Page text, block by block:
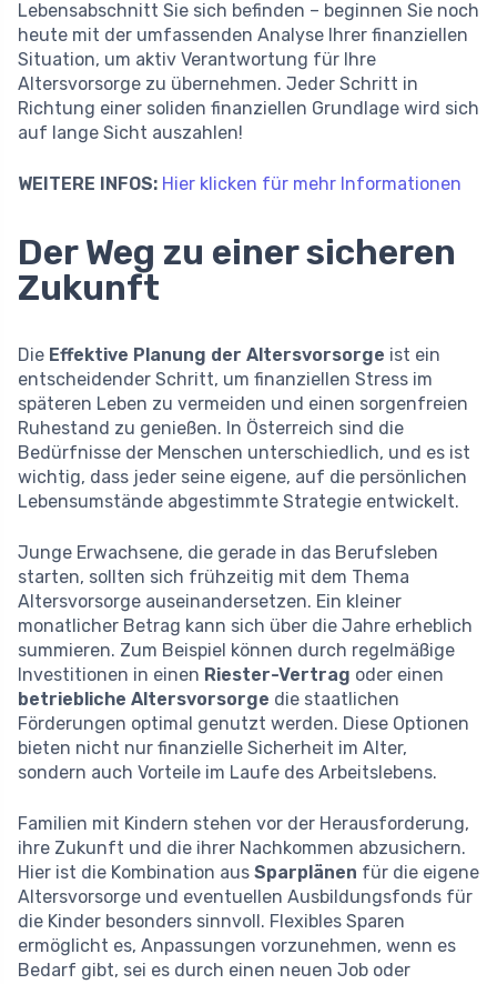
Lebensabschnitt Sie sich befinden – beginnen Sie noch
heute mit der umfassenden Analyse Ihrer finanziellen
Situation, um aktiv Verantwortung für Ihre
Altersvorsorge zu übernehmen. Jeder Schritt in
Richtung einer soliden finanziellen Grundlage wird sich
auf lange Sicht auszahlen!
WEITERE INFOS: Hier klicken für mehr Informationen
Der Weg zu einer sicheren
Zukunft
Die Effektive Planung der Altersvorsorge ist ein
entscheidender Schritt, um finanziellen Stress im
späteren Leben zu vermeiden und einen sorgenfreien
Ruhestand zu genießen. In Österreich sind die
Bedürfnisse der Menschen unterschiedlich, und es ist
wichtig, dass jeder seine eigene, auf die persönlichen
Lebensumstände abgestimmte Strategie entwickelt.
Junge Erwachsene, die gerade in das Berufsleben
starten, sollten sich frühzeitig mit dem Thema
Altersvorsorge auseinandersetzen. Ein kleiner
monatlicher Betrag kann sich über die Jahre erheblich
summieren. Zum Beispiel können durch regelmäßige
Investitionen in einen Riester-Vertrag oder einen
betriebliche Altersvorsorge die staatlichen
Förderungen optimal genutzt werden. Diese Optionen
bieten nicht nur finanzielle Sicherheit im Alter,
sondern auch Vorteile im Laufe des Arbeitslebens.
Familien mit Kindern stehen vor der Herausforderung,
ihre Zukunft und die ihrer Nachkommen abzusichern.
Hier ist die Kombination aus Sparplänen für die eigene
Altersvorsorge und eventuellen Ausbildungsfonds für
die Kinder besonders sinnvoll. Flexibles Sparen
ermöglicht es, Anpassungen vorzunehmen, wenn es
Bedarf gibt, sei es durch einen neuen Job oder